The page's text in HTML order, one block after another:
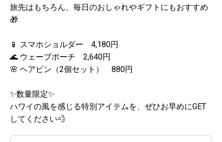
旅先はもちろん、毎日のおしゃれやギフトにもおすすめ
🎁
📱 スマホショルダー 4,180円
🌊 ウェーブポーチ 2,640円
🌸 ヘアピン（2個セット） 880円
✨数量限定✨
ハワイの風を感じる特別アイテムを、ぜひお早めにGET
してください💨